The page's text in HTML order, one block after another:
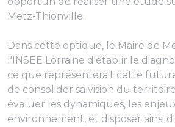
Metz-Thionville.
Dans cette optique, le Maire de
l'INSEE Lorraine d'établir le
ce que représenterait cette
de consolider sa vision du
évaluer les dynamiques, les
environnement, et disposer ainsi